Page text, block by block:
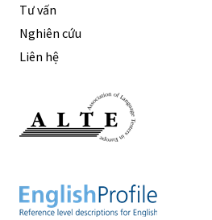
Tư vấn
Nghiên cứu
Liên hệ